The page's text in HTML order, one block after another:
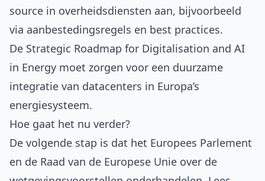
source in overheidsdiensten aan, bijvoorbeeld
via aanbestedingsregels en best practices.
De Strategic Roadmap for Digitalisation and AI
in Energy moet zorgen voor een duurzame
integratie van datacenters in Europa’s
energiesysteem.
Hoe gaat het nu verder?
De volgende stap is dat het Europees Parlement
en de Raad van de Europese Unie over de